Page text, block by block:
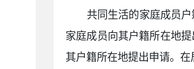
共同生活的家庭成员
家庭成员向其户籍所在地
其户籍所在地提出申请。